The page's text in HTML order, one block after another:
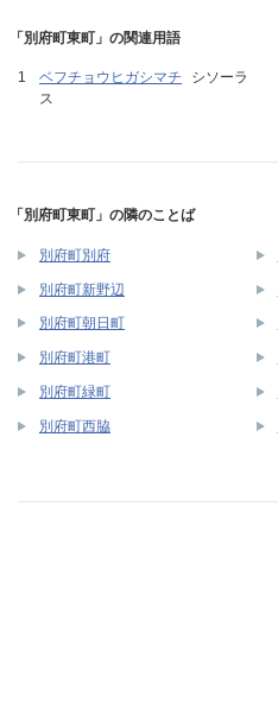
「別府町東町」の関連用語
ベフチョウヒガシマチ
シソーラ
ス
「別府町東町」の隣のことば
別府町別府
別府町新野辺
別府町朝日町
別府町港町
別府町緑町
別府町西脇